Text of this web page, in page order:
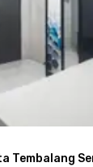
Tembalang